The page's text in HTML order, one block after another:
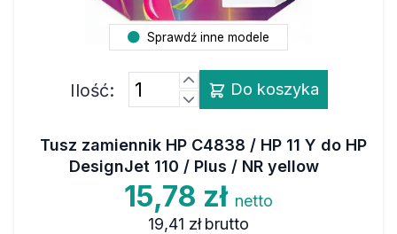
Sprawdź inne modele
Ilość: Do koszyka
Tusz zamiennik HP C4838 / HP 11 Y do HP
DesignJet 110 / Plus / NR yellow
15,78 zł netto
19,41 zł brutto